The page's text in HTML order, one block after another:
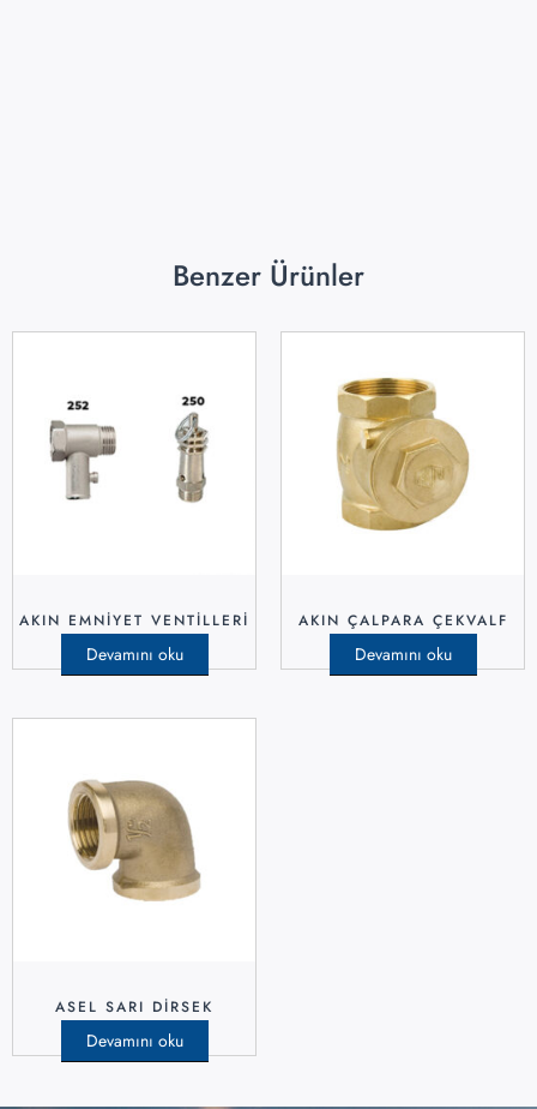
Benzer Ürünler
AKIN EMNİYET VENTİLLERİ
Devamını oku
AKIN ÇALPARA ÇEKVALF
Devamını oku
ASEL SARI DİRSEK
Devamını oku